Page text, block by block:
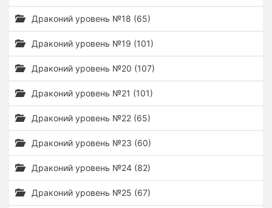
Драконий уровень №18 (65)
Драконий уровень №19 (101)
Драконий уровень №20 (107)
Драконий уровень №21 (101)
Драконий уровень №22 (65)
Драконий уровень №23 (60)
Драконий уровень №24 (82)
Драконий уровень №25 (67)